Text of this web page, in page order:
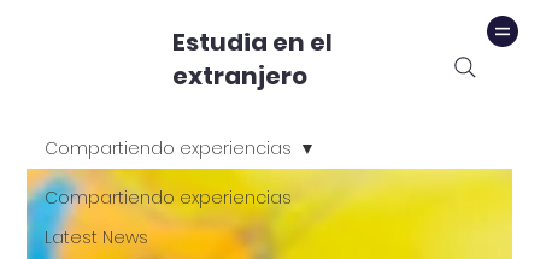
Estudia en el
extranjero
Compartiendo experiencias
Latest News
Compartiendo experiencias